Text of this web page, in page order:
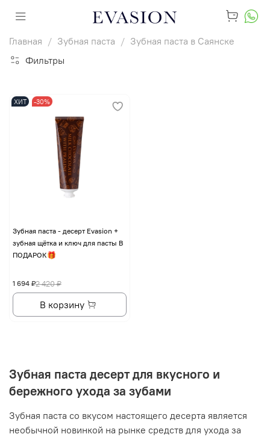
Главная Зубная паста
Зубная паста в Саянске
Фильтры
ХИТ -30%
Зубная паста - десерт Evasion +
зубная щётка и ключ для пасты В
ПОДАРОК🎁
2 420 ₽
1 694 ₽
В корзину
Зубная паста десерт для вкусного и
бережного ухода за зубами
Зубная паста со вкусом настоящего десерта является
необычной новинкой на рынке средств для ухода за